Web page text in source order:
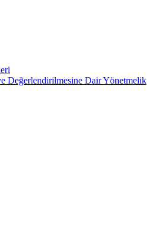
Değerlendirilmesine Dair Yönetmelik